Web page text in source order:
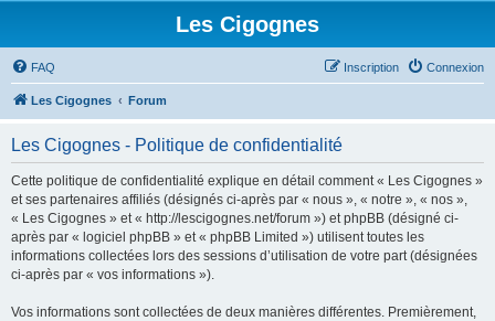
Les Cigognes
FAQ Connexion
Inscription
Les Cigognes Forum
Les Cigognes - Politique de confidentialité
Cette politique de confidentialité explique en détail comment « Les Cigognes »
et ses partenaires affiliés (désignés ci-après par « nous », « notre », « nos »,
« Les Cigognes » et « http://lescigognes.net/forum ») et phpBB (désigné ci-
après par « logiciel phpBB » et « phpBB Limited ») utilisent toutes les
informations collectées lors des sessions d’utilisation de votre part (désignées
ci-après par « vos informations »).
Vos informations sont collectées de deux manières différentes. Premièrement,